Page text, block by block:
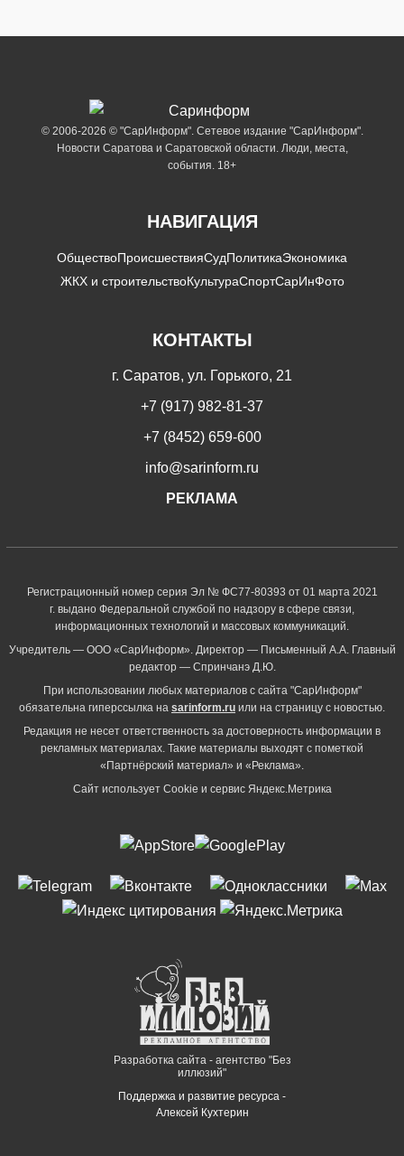
© 2006-2026 © "СарИнформ". Сетевое издание "СарИнформ".
Новости Саратова и Саратовской области. Люди, места,
события. 18+
НАВИГАЦИЯ
ОбществоПроисшествияСудПолитикаЭкономика
ЖКХ и строительствоКультураСпортСарИнФото
КОНТАКТЫ
г. Саратов, ул. Горького, 21
+7 (917) 982-81-37
+7 (8452) 659-600
info@sarinform.ru
РЕКЛАМА
Регистрационный номер серия Эл № ФС77-80393 от 01 марта 2021
г. выдано Федеральной службой по надзору в сфере связи,
информационных технологий и массовых коммуникаций.
Учредитель — ООО «СарИнформ». Директор — Письменный А.А. Главный
редактор — Спринчанэ Д.Ю.
При использовании любых материалов с сайта "СарИнформ"
обязательна гиперссылка на sarinform.ru или на страницу с новостью.
Редакция не несет ответственность за достоверность информации в
рекламных материалах. Такие материалы выходят с пометкой
«Партнёрский материал» и «Реклама».
Сайт использует Cookie и сервиc Яндекс.Метрика
Разработка сайта - агентство "Без
иллюзий"
Поддержка и развитие ресурса -
Алексей Кухтерин